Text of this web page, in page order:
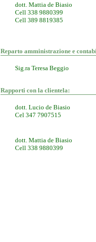
dott. Mattia de Biasio
Cell 338 9880399
Cell 389 8819385
Reparto amministrazione e
Sig.ra Teresa Beggio
Rapporti con la clientela:
dott. Lucio de Biasio
Cel 347 7907515
dott. Mattia de Biasio
Cell 338 9880399